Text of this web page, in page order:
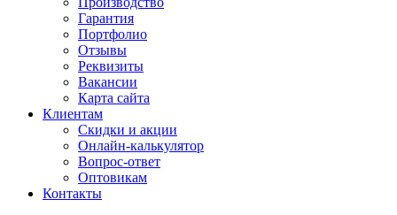
Гарантия
Портфолио
Отзывы
Реквизиты
Вакансии
Карта сайта
Клиентам
Скидки и акции
Онлайн-калькулятор
Вопрос-ответ
Оптовикам
Контакты